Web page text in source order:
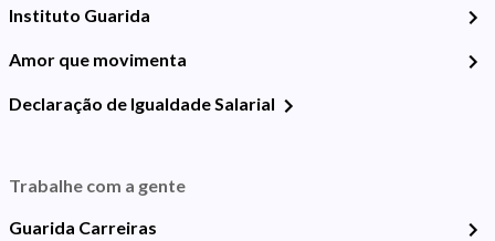
Instituto Guarida
Amor que movimenta
Declaração de Igualdade Salarial
Trabalhe com a gente
Guarida Carreiras